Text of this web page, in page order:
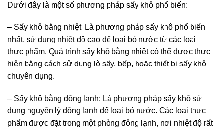
Dưới đây là một số phương pháp sấy khô phổ biến:
– Sấy khô bằng nhiệt: Là phương pháp sấy khô phổ biến
nhất, sử dụng nhiệt độ cao để loại bỏ nước từ các loại
thực phẩm. Quá trình sấy khô bằng nhiệt có thể được thực
hiện bằng cách sử dụng lò sấy, bếp, hoặc thiết bị sấy khô
chuyên dụng.
– Sấy khô bằng đông lạnh: Là phương pháp sấy khô sử
dụng nguyên lý đông lạnh để loại bỏ nước. Các loại thực
phẩm được đặt trong một phòng đông lạnh, nơi nhiệt độ rất